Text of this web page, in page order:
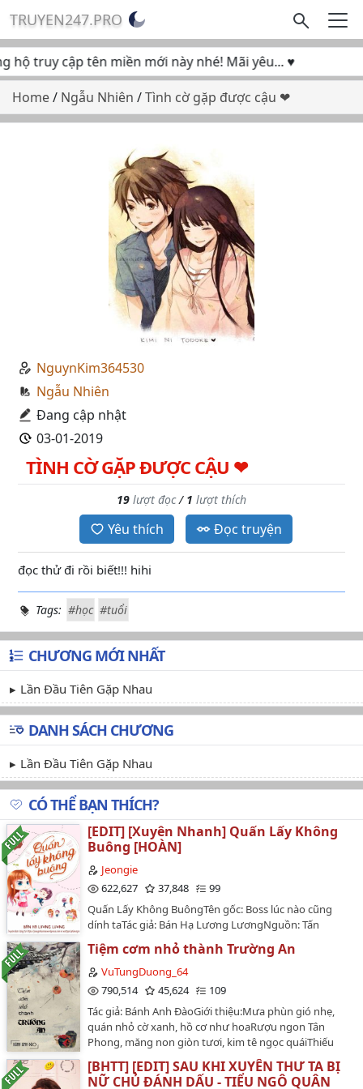
TRUYEN247.PRO
truy cập tên miền mới này nhé! Mãi yêu... ♥
Home/ Ngẫu Nhiên /Tình cờ gặp được cậu ❤
NguynKim364530
Ngẫu Nhiên
Đang cập nhật
03-01-2019
TÌNH CỜ GẶP ĐƯỢC CẬU ❤
19 lượt đọc/ 1 lượt thích
Yêu thích Đọc truyện
đọc thử đi rồi biết!!! hihi
Tags: #học #tuổi
CHƯƠNG MỚI NHẤT
Lần Đầu Tiên Gặp Nhau
DANH SÁCH CHƯƠNG
Lần Đầu Tiên Gặp Nhau
CÓ THỂ BẠN THÍCH?
[EDIT] [Xuyên Nhanh] Quấn Lấy Không
Buông [HOÀN]
Jeongie
622,627
37,848
99
Quấn Lấy Không BuôngTên gốc: Boss lúc nào cũng
dính taTác giả: Bán Hạ Lương LươngNguồn: Tấn
GiangEdit: JeongieThể loại: Xuyên nhanh, nữ phụ, YY…
Tiệm cơm nhỏ thành Trường An
VuTungDuong_64
790,514
45,624
109
Tác giả: Bánh Anh ĐàoGiới thiệu:Mưa phùn gió nhẹ,
quán nhỏ cờ xanh, hồ cơ như hoaRượu ngon Tân
Phong, măng non giòn tươi, kim tê ngọc quáiThiếu
doãn Lâm Yến đưa mắt nhìn lão bản nương da trắng
mắt hạnh kiaMột cung nữ vốn xuất thân dòng dõi lại
[BHTT] [EDIT] SAU KHI XUYÊN THƯ TA BỊ
NỮ CHỦ ĐÁNH DẤU - TIỂU NGÔ QUÂN